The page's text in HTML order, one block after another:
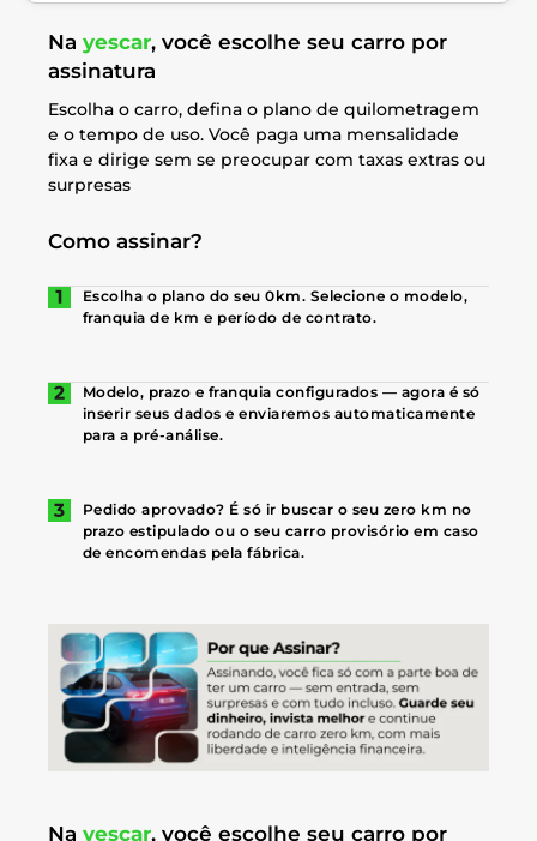
Na yescar, você escolhe seu carro por
assinatura
Escolha o carro, defina o plano de quilometragem
e o tempo de uso. Você paga uma mensalidade
fixa e dirige sem se preocupar com taxas extras ou
surpresas
Como assinar?
Escolha o plano do seu 0km. Selecione o modelo,
franquia de km e período de contrato.
Modelo, prazo e franquia configurados — agora é só
inserir seus dados e enviaremos automaticamente
para a pré-análise.
Pedido aprovado? É só ir buscar o seu zero km no
prazo estipulado ou o seu carro provisório em caso
de encomendas pela fábrica.
Na yescar, você escolhe seu carro por